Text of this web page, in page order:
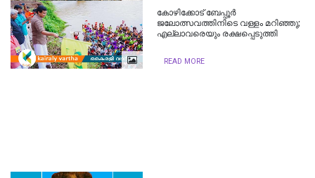
കോഴിക്കോട് ബേപ്പൂർ
ജലോത്സവത്തിനിടെ വള്ളം മറിഞ്ഞു;
എല്ലാവരെയും രക്ഷപ്പെടുത്തി
READ MORE